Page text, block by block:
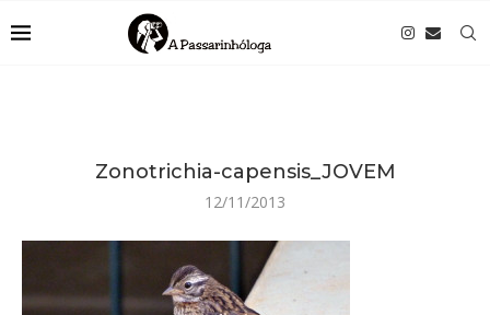
Zonotrichia-capensis_JOVEM
12/11/2013